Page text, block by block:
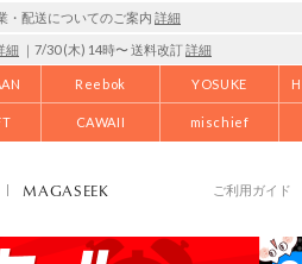
・配送についてのご案内 詳細
細 ｜7/30 (木) 14時〜 送料改訂詳細
Reebok YOSUKE
CAWAII mischief
MAGASEEK ご利用ガイド